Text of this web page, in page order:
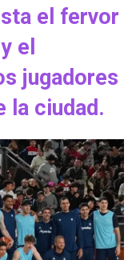
el fervor
el
jugadores
la ciudad.